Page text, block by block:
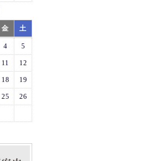
金 土
4 5
11 12
18 19
25 26